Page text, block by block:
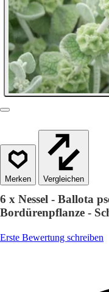
Vergleichen
6 x Nessel - Ballota
Bordürenpflanze -
Erste Bewertung schreiben